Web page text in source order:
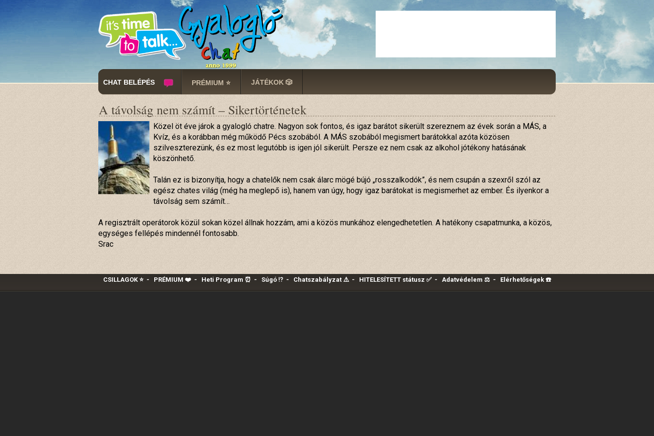
CHAT BELÉPÉS PRÉMIUM ⭐ JÁTÉKOK 🎲
A távolság nem számít – Sikertörténetek
Közel öt éve járok a gyalogló chatre. Nagyon sok fontos, és igaz barátot sikerült szereznem az évek során a MÁS, a
Kvíz, és a korábban még működő Pécs szobából. A MÁS szobából megismert barátokkal azóta közösen
szilveszterezünk, és ez most legutóbb is igen jól sikerült. Persze ez nem csak az alkohol jótékony hatásának
köszönhető.
Talán ez is bizonyítja, hogy a chatelők nem csak álarc mögé bújó „rosszalkodók”, és nem csupán a szexről szól az
egész chates világ (még ha meglepő is), hanem van úgy, hogy igaz barátokat is megismerhet az ember. És ilyenkor a
távolság sem számít…
A regisztrált operátorok közül sokan közel állnak hozzám, ami a közös munkához elengedhetetlen. A hatékony csapatmunka, a közös,
egységes fellépés mindennél fontosabb.
Srac
CSILLAGOK ⭐- PRÉMIUM ❤️‍- Heti Program ⏰ - Súgó ⁉️- Chatszabályzat ⚠️- HITELESÍTETT státusz ✅- Adatvédelem ⚖️- Elérhetőségek ☎️